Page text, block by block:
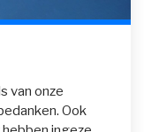
van onze
Ook